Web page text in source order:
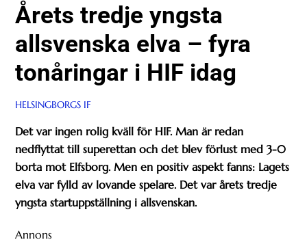
Årets tredje yngsta
allsvenska elva – fyra
tonåringar i HIF idag
HELSINGBORGS IF
Det var ingen rolig kväll för HIF. Man är redan
nedflyttat till superettan och det blev förlust med 3-0
borta mot Elfsborg. Men en positiv aspekt fanns: Lagets
elva var fylld av lovande spelare. Det var årets tredje
yngsta startuppställning i allsvenskan.
Annons